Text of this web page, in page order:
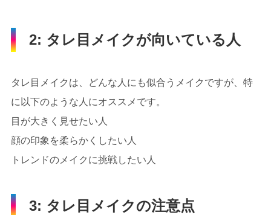
2: タレ目メイクが向いている人
タレ目メイクは、どんな人にも似合うメイクですが、特
に以下のような人にオススメです。
目が大きく見せたい人
顔の印象を柔らかくしたい人
トレンドのメイクに挑戦したい人
3: タレ目メイクの注意点